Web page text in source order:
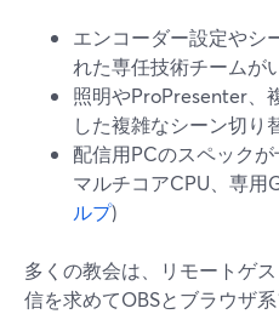
エンコーダー設定やシ
れた専任技術チームが
照明やProPresenter、
した複雑なシーン切り
配信用PCのスペック
マルチコアCPU、専用
ルプ)
多くの教会は、リモートゲ
信を求めてOBSとブラウザ